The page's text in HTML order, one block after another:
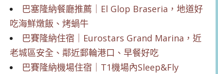
巴塞隆納餐廳推薦｜El Glop Braseria，地道好
吃海鮮燉飯、烤蝸牛
巴賽隆納住宿｜Eurostars Grand Marina，近
老城區安全、鄰近郵輪港口、早餐好吃
巴賽隆納機場住宿｜T1機場內Sleep&Fly